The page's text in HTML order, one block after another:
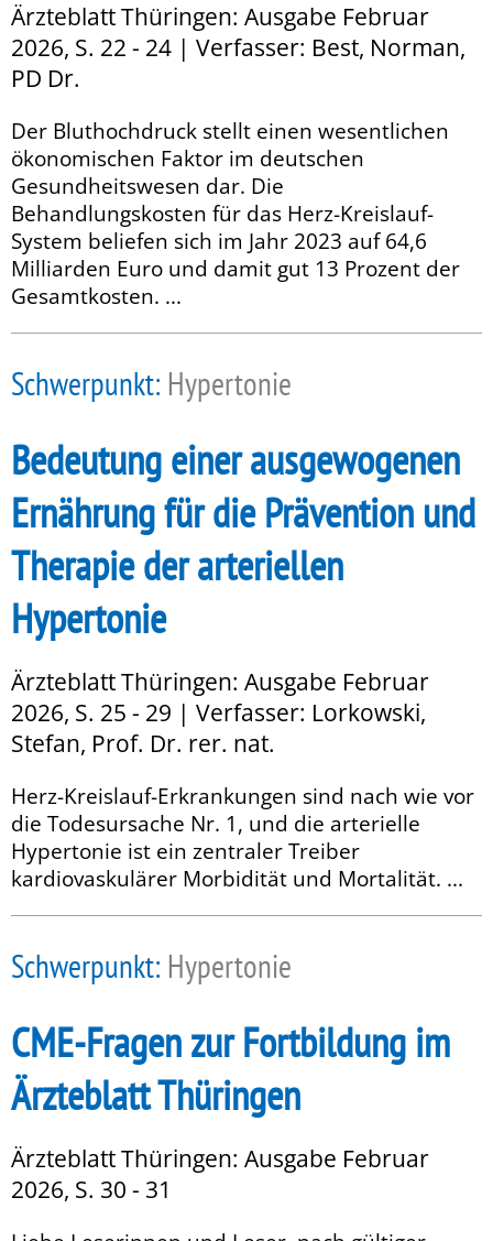
Ärzteblatt Thüringen: Ausgabe Februar
2026, S. 22 - 24 | Verfasser: Best, Norman,
PD Dr.
Der Bluthochdruck stellt einen wesentlichen
ökonomischen Faktor im deutschen
Gesundheitswesen dar. Die
Behandlungskosten für das Herz-Kreislauf-
System beliefen sich im Jahr 2023 auf 64,6
Milliarden Euro und damit gut 13 Prozent der
Gesamtkosten. ...
Schwerpunkt: Hypertonie
Bedeutung einer ausgewogenen
Ernährung für die Prävention und
Therapie der arteriellen
Hypertonie
Ärzteblatt Thüringen: Ausgabe Februar
2026, S. 25 - 29 | Verfasser: Lorkowski,
Stefan, Prof. Dr. rer. nat.
Herz-Kreislauf-Erkrankungen sind nach wie vor
die Todesursache Nr. 1, und die arterielle
Hypertonie ist ein zentraler Treiber
kardiovaskulärer Morbidität und Mortalität. ...
Schwerpunkt: Hypertonie
CME-Fragen zur Fortbildung im
Ärzteblatt Thüringen
Ärzteblatt Thüringen: Ausgabe Februar
2026, S. 30 - 31